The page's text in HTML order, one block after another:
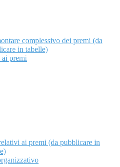
complessivo dei premi (da
in tabelle)
premi
ai premi (da pubblicare in